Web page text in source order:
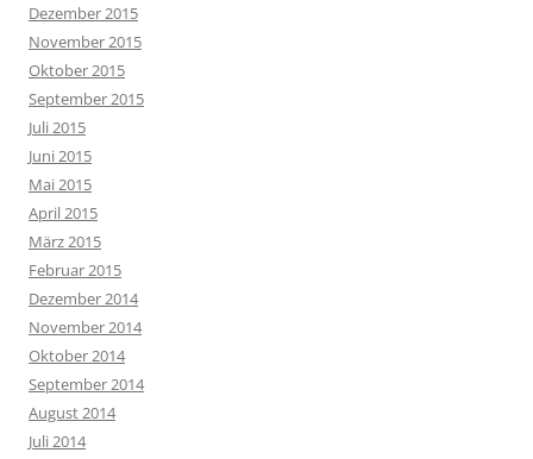
Dezember 2015
November 2015
Oktober 2015
September 2015
Juli 2015
Juni 2015
Mai 2015
April 2015
März 2015
Februar 2015
Dezember 2014
November 2014
Oktober 2014
September 2014
August 2014
Juli 2014